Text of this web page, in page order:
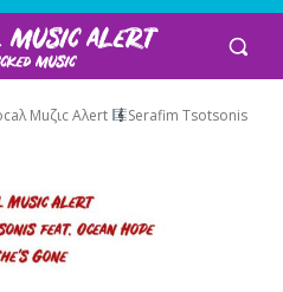
Μuζιc Aλert
Serafim Tsotsonis